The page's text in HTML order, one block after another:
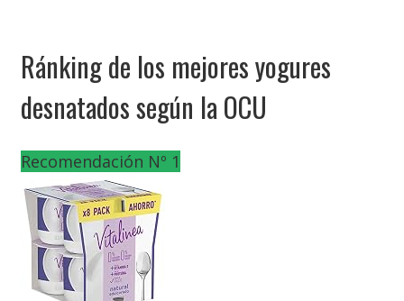
Ránking de los mejores yogures
desnatados según la OCU
Recomendación Nº 1